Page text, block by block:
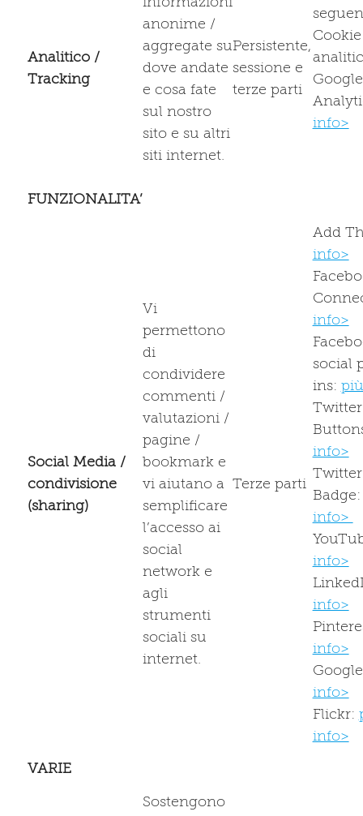
Analitico /
Tracking
anonime /
aggregate su
dove andate
e cosa fate
sul nostro
sito e su altri
siti internet.
Persistente,
sessione e
terze parti
Cookie
Google
info>
FUNZIONALITA’
Social Media /
condivisione
(sharing)
Vi
permettono
di
condividere
commenti /
valutazioni /
pagine /
bookmark e
vi aiutano a
semplificare
l’accesso ai
social
network e
agli
strumenti
sociali su
internet.
Terze parti
Add
info>
info>
social
ins:
Twitter
info>
Twitter
info>
info>
info>
info>
info>
Flickr:
info>
VARIE
Sostengono